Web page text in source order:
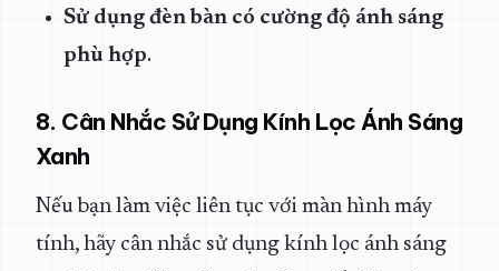
Sử dụng đèn bàn có cường độ ánh sáng
phù hợp.
8. Cân Nhắc Sử Dụng Kính Lọc Ánh Sáng
Xanh
Nếu bạn làm việc liên tục với màn hình máy
tính, hãy cân nhắc sử dụng kính lọc ánh sáng